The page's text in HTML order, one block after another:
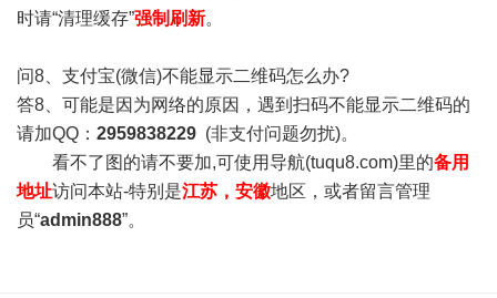
时请“清理缓存”强制刷新。
问8、支付宝(微信)不能显示二维码怎么办?
答8、可能是因为网络的原因，遇到扫码不能显示二维码的
请加QQ： 2959838229 (非支付问题勿扰)。
看不了图的请不要加,可使用导航(tuqu8.com)里的备用
地址访问本站-特别是江苏，安徽地区，或者留言管理
员“admin888”。